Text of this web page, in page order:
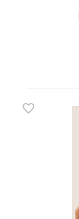
favorite_border